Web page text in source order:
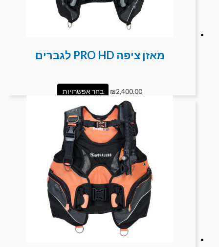
מאזן ציפה PRO HD לגברים
₪2,400.00 בחר אפשרויות